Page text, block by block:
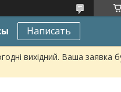
Написать
вихідний. Ваша